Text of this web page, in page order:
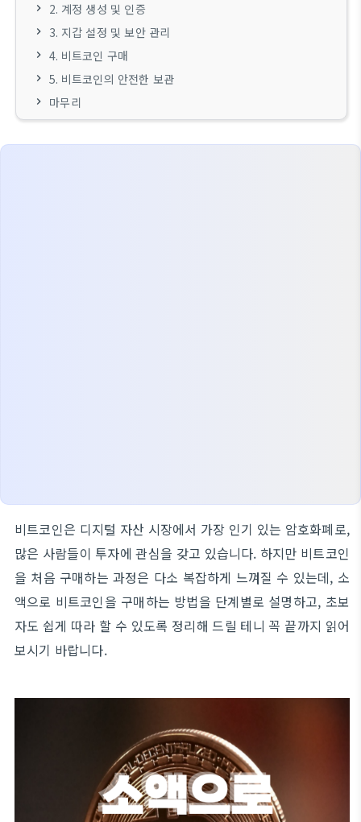
2. 계정 생성 및 인증
3. 지갑 설정 및 보안 관리
4. 비트코인 구매
5. 비트코인의 안전한 보관
마무리
비트코인은 디지털 자산 시장에서 가장 인기 있는 암호화폐로,
많은 사람들이 투자에 관심을 갖고 있습니다. 하지만 비트코인
을 처음 구매하는 과정은 다소 복잡하게 느껴질 수 있는데, 소
액으로 비트코인을 구매하는 방법을 단계별로 설명하고, 초보
자도 쉽게 따라 할 수 있도록 정리해 드릴 테니 꼭 끝까지 읽어
보시기 바랍니다.